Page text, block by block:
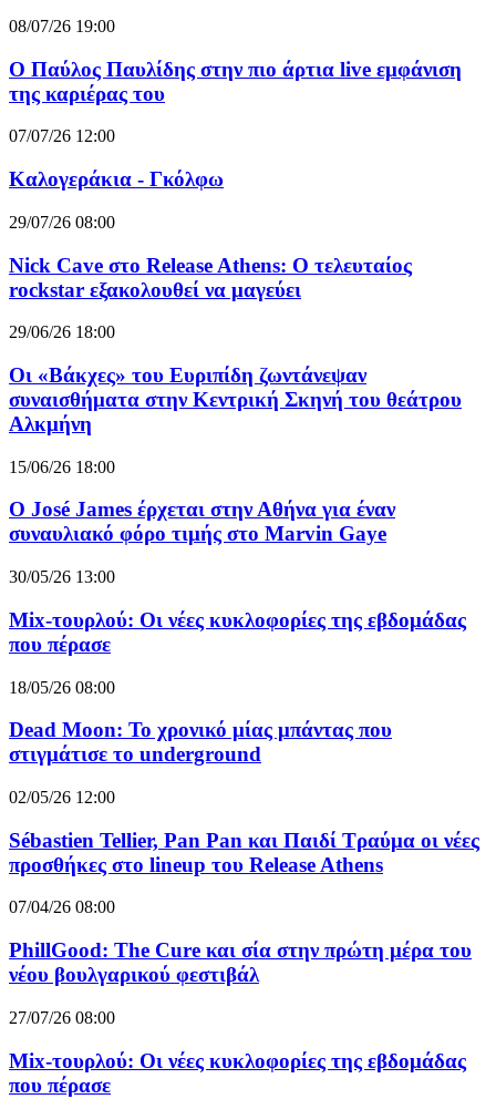
08/07/26 19:00
Ο Παύλος Παυλίδης στην πιο άρτια live εμφάνιση
της καριέρας του
07/07/26 12:00
Καλογεράκια - Γκόλφω
29/07/26 08:00
Nick Cave στο Release Athens: Ο τελευταίος
rockstar εξακολουθεί να μαγεύει
29/06/26 18:00
Οι «Βάκχες» του Ευριπίδη ζωντάνεψαν
συναισθήματα στην Κεντρική Σκηνή του θεάτρου
Αλκμήνη
15/06/26 18:00
Ο José James έρχεται στην Αθήνα για έναν
συναυλιακό φόρο τιμής στο Marvin Gaye
30/05/26 13:00
Mix-τουρλού: Οι νέες κυκλοφορίες της εβδομάδας
που πέρασε
18/05/26 08:00
Dead Moon: Το χρονικό μίας μπάντας που
στιγμάτισε το underground
02/05/26 12:00
Sébastien Tellier, Pan Pan και Παιδί Τραύμα οι νέες
προσθήκες στο lineup του Release Athens
07/04/26 08:00
PhillGood: The Cure και σία στην πρώτη μέρα του
νέου βουλγαρικού φεστιβάλ
27/07/26 08:00
Mix-τουρλού: Οι νέες κυκλοφορίες της εβδομάδας
που πέρασε